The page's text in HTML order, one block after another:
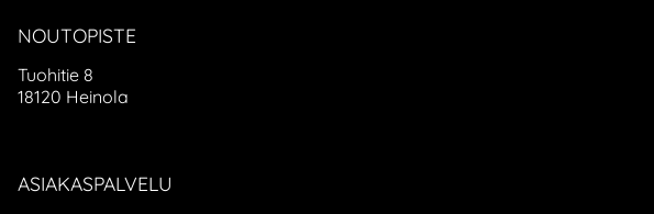
NOUTOPISTE
Tuohitie 8
18120 Heinola
ASIAKASPALVELU